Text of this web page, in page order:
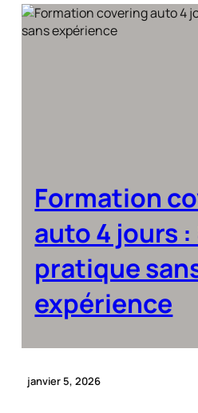
Formation
auto 4 jours :
pratique
expérience
janvier 5, 2026